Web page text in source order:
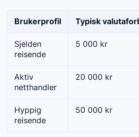
Brukerprofil Typisk
Sjelden
reisende
5 000 kr
Aktiv
netthandler
20 000 kr
Hyppig
reisende
50 000 kr